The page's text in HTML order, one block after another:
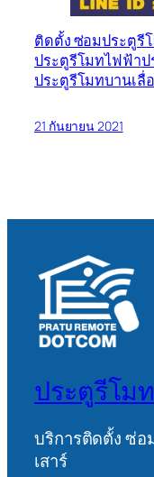
ติดตั้ง ซ่อมประตูรี
ประตูรีโมทไฟฟ้า
ประตูรีโมทบานเลื่
21 กันยายน 2021
ประตูรีโม
บริการติดตั้ง ซ่อ
เสาร์